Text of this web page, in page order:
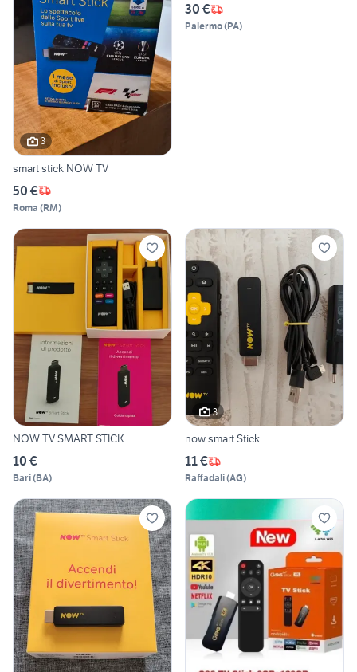
3
smart stick NOW TV
50 €
Roma (RM)
30 €
Palermo(PA)
NOW TV SMART STICK
10 €
Bari(BA)
3
now smart Stick
11 €
Raffadali(AG)